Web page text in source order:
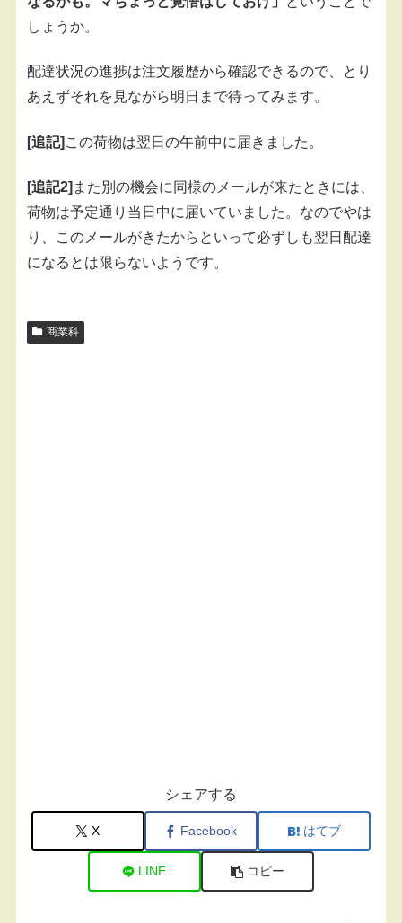
しょうか。
配達状況の進捗は注文履歴から確認できるので、とり
あえずそれを見ながら明日まで待ってみます。
[追記] この荷物は翌日の午前中に届きました。
[追記2] また別の機会に同様のメールが来たときには、
荷物は予定通り当日中に届いていました。なのでやは
り、このメールがきたからといって必ずしも翌日配達
になるとは限らないようです。
商業科
シェアする
X Facebook はてブ
LINE コピー